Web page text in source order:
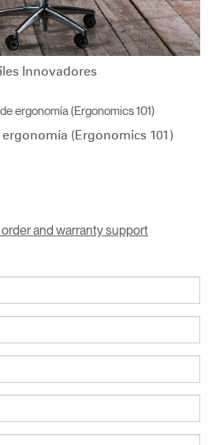
Innovadores
(Ergonomics 101)
and warranty support